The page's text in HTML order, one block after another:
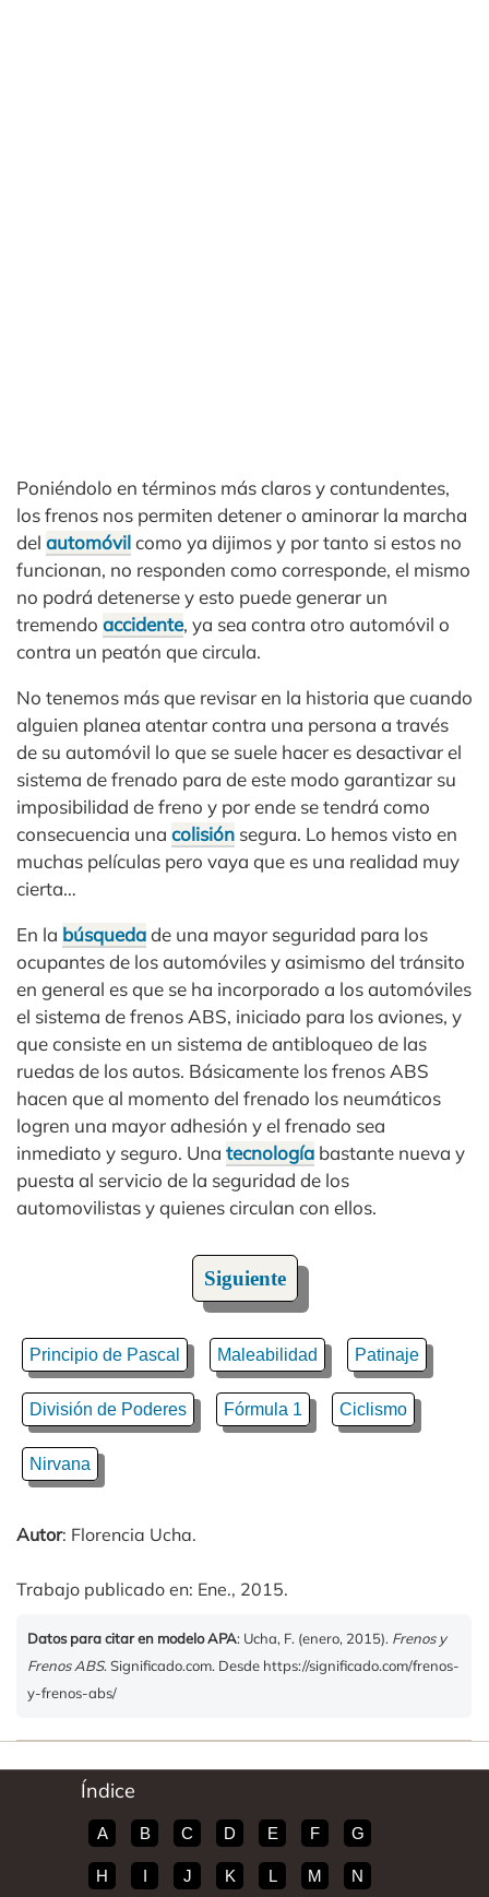
Poniéndolo en términos más claros y contundentes,
los frenos nos permiten detener o aminorar la marcha
del automóvilcomo ya dijimos y por tanto si estos no
funcionan, no responden como corresponde, el mismo
no podrá detenerse y esto puede generar un
tremendo accidente, ya sea contra otro automóvil o
contra un peatón que circula.
No tenemos más que revisar en la historia que cuando
alguien planea atentar contra una persona a través
de su automóvil lo que se suele hacer es desactivar el
sistema de frenado para de este modo garantizar su
imposibilidad de freno y por ende se tendrá como
consecuencia una colisión segura. Lo hemos visto en
muchas películas pero vaya que es una realidad muy
cierta…
En la búsquedade una mayor seguridad para los
ocupantes de los automóviles y asimismo del tránsito
en general es que se ha incorporado a los automóviles
el sistema de frenos ABS, iniciado para los aviones, y
que consiste en un sistema de antibloqueo de las
ruedas de los autos. Básicamente los frenos ABS
hacen que al momento del frenado los neumáticos
logren una mayor adhesión y el frenado sea
inmediato y seguro. Una tecnología bastante nueva y
puesta al servicio de la seguridad de los
automovilistas y quienes circulan con ellos.
Siguiente
Principio de Pascal Maleabilidad Patinaje
División de Poderes Fórmula 1 Ciclismo
Nirvana
Autor: Florencia Ucha.
Trabajo publicado en: Ene., 2015.
Datos para citar en modelo APA: Ucha, F. (enero, 2015). Frenos y
Frenos ABS. Significado.com. Desde https://significado.com/frenos-
y-frenos-abs/
Índice
A B C D E F G
H I J K L M N